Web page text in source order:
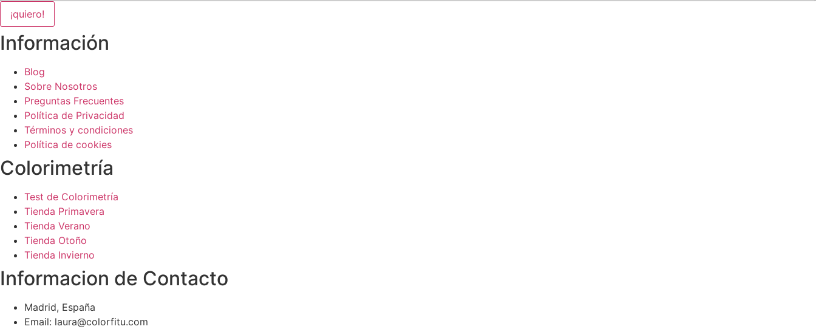
¡quiero!
Información
Blog
Sobre Nosotros
Preguntas Frecuentes
Política de Privacidad
Términos y condiciones
Política de cookies
Colorimetría
Test de Colorimetría
Tienda Primavera
Tienda Verano
Tienda Otoño
Tienda Invierno
Informacion de Contacto
Madrid, España
Email: laura@colorfitu.com